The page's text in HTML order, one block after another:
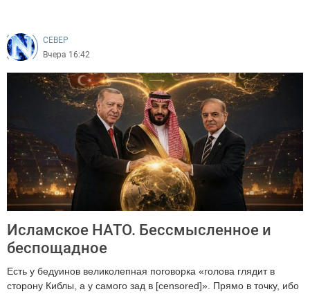
CEВЕР
Вчера 16:42
Исламское НАТО. Бессмысленное и
беспощадное
Есть у бедуинов великолепная поговорка «голова глядит в
сторону Киблы, а у самого зад в [censored]». Прямо в точку, ибо